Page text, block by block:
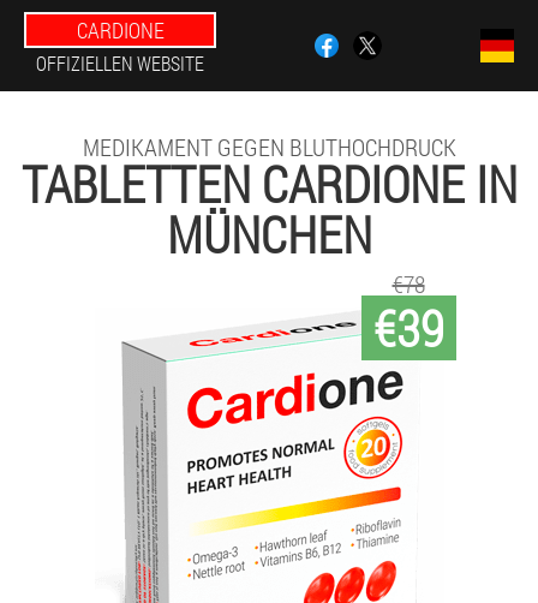
CARDIONE
OFFIZIELLEN WEBSITE
MEDIKAMENT GEGEN BLUTHOCHDRUCK
TABLETTEN CARDIONE IN
MÜNCHEN
€39
€78